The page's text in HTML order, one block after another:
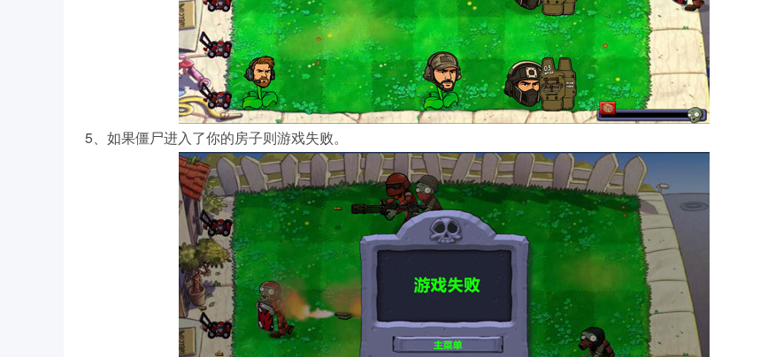
5、如果僵尸进入了你的房子则游戏失败。